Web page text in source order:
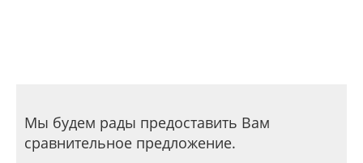
Мы будем рады предоставить Вам
сравнительное предложение.